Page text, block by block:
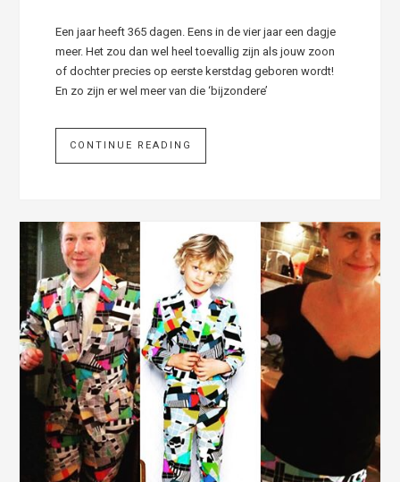
Een jaar heeft 365 dagen. Eens in de vier jaar een dagje
meer. Het zou dan wel heel toevallig zijn als jouw zoon
of dochter precies op eerste kerstdag geboren wordt!
En zo zijn er wel meer van die ‘bijzondere’
CONTINUE READING